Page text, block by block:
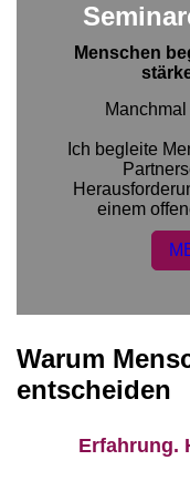
Menschen
Ich begleite
einem
Warum
entscheiden
Erfahrung.